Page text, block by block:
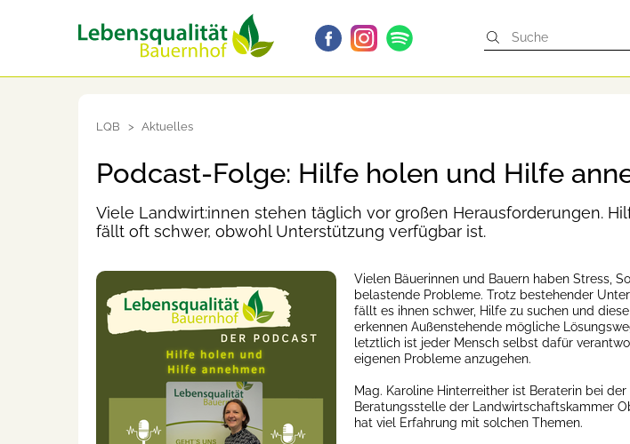
LQB Aktuelles
Podcast-Folge: Hilfe holen und Hilfe
Viele Landwirt:innen stehen täglich vor großen Herausforderungen.
fällt oft schwer, obwohl Unterstützung verfügbar ist.
Vielen Bäuerinnen und Bauern haben Stress,
belastende Probleme. Trotz bestehender
fällt es ihnen schwer, Hilfe zu suchen und
erkennen Außenstehende mögliche
letztlich ist jeder Mensch selbst dafür
eigenen Probleme anzugehen.
Mag. Karoline Hinterreither ist Beraterin bei der
Beratungsstelle der Landwirtschaftskammer
hat viel Erfahrung mit solchen Themen.